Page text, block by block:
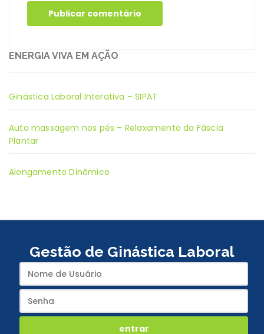
ENERGIA VIVA EM AÇÃO
Ginástica Laboral Interativa – SIPAT
Auto massagem nos pés – Relaxamento da Fáscia
Plantar
Alongamento Dinâmico
Gestão de Ginástica Laboral